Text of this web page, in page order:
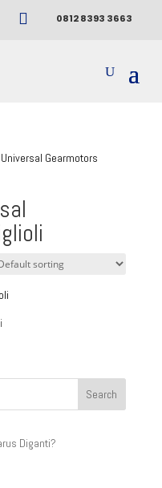
 0812 8393 3663
Gearmotors
Diganti?